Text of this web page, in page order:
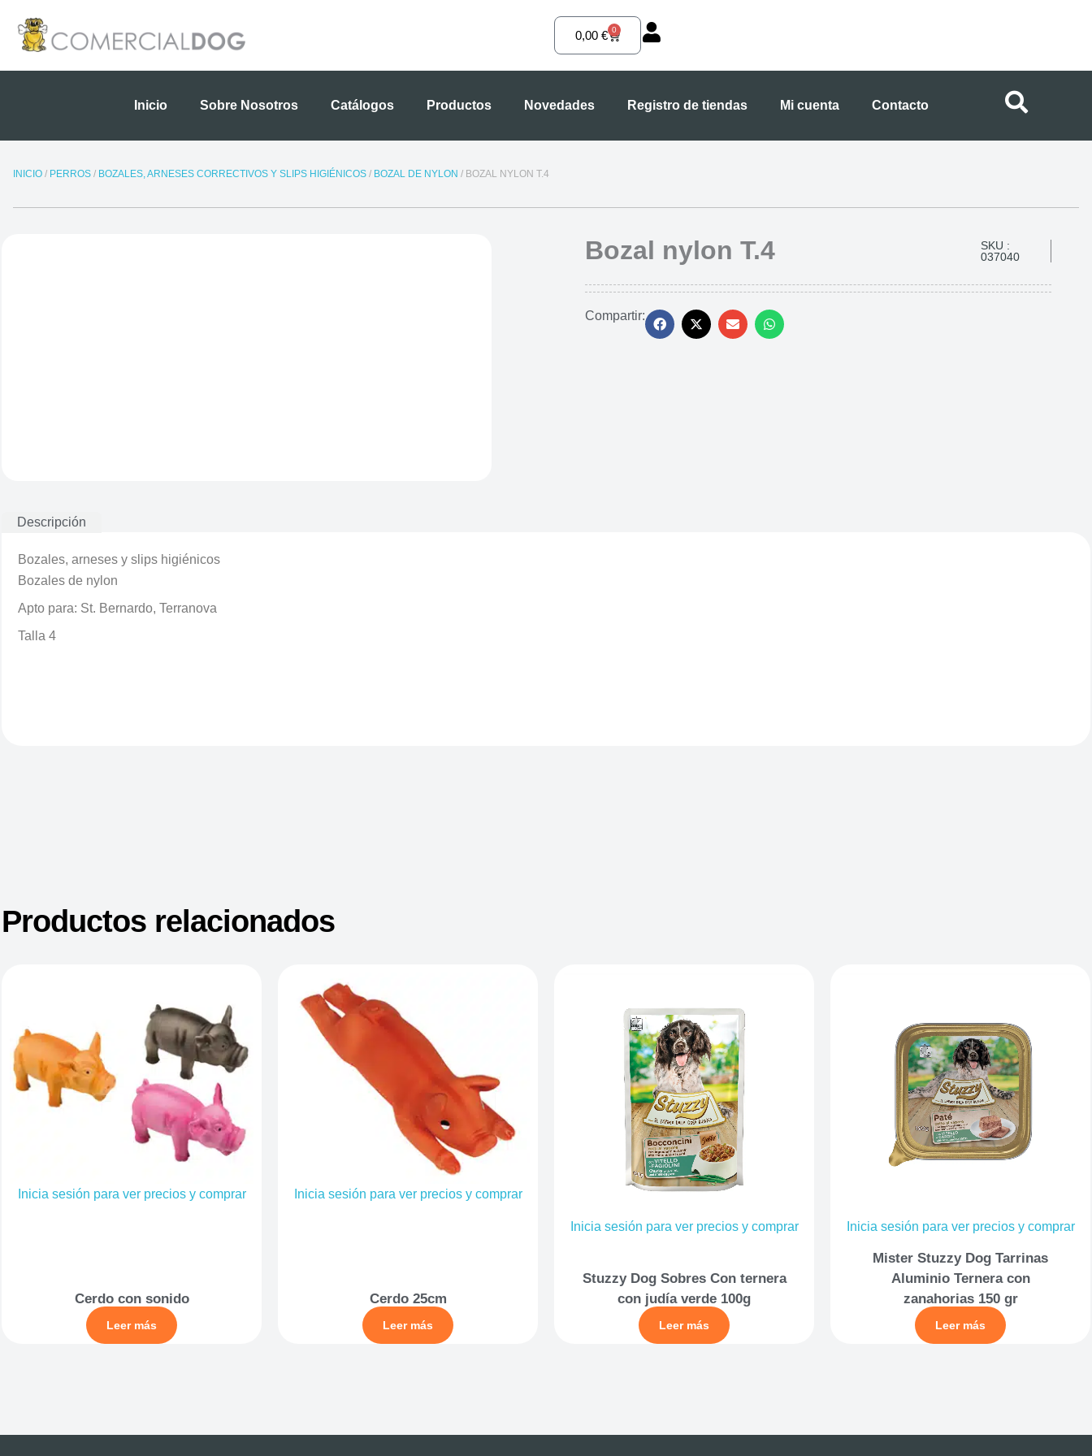
contenido
0,00 € 0
Carrito
Inicio Sobre Nosotros Catálogos Productos Novedades Registro de tiendas Mi cuenta Contacto
INICIO / PERROS / BOZALES, ARNESES CORRECTIVOS Y SLIPS HIGIÉNICOS / BOZAL DE NYLON / BOZAL NYLON T.4
Bozal nylon T.4
SKU :
037040
Compartir:
Descripción
Bozales, arneses y slips higiénicos
Bozales de nylon
Apto para: St. Bernardo, Terranova
Talla 4
Productos relacionados
Inicia sesión para ver precios y comprar
Cerdo con sonido
Leer más
Inicia sesión para ver precios y comprar
Cerdo 25cm
Leer más
Inicia sesión para ver precios y comprar
Stuzzy Dog Sobres Con ternera
con judía verde 100g
Leer más
Inicia sesión para ver precios y comprar
Mister Stuzzy Dog Tarrinas
Aluminio Ternera con
zanahorias 150 gr
Leer más